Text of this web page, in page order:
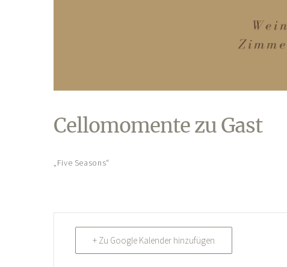
Cellomomente zu Gast
„Five Seasons“
+ Zu Google Kalender hinzufügen